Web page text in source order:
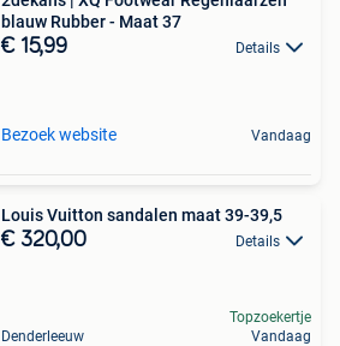
blauw Rubber - Maat 37
€ 15,99 Details
Bezoek website Vandaag
Louis Vuitton sandalen maat 39-39,5
€ 320,00 Details
Denderleeuw
Topzoekertje
Vandaag